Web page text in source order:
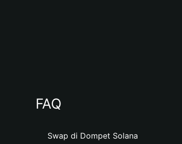
FAQ
Swap di Dompet Solana